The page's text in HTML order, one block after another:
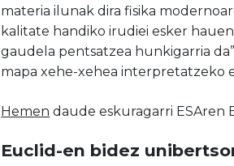
materia ilunak dira fisika
kalitate handiko irudiei esker
gaudela pentsatzea hunkigarria da
mapa xehe-xehea interpretatzeko
Hemen daude eskuragarri ESAren
Euclid-en bidez